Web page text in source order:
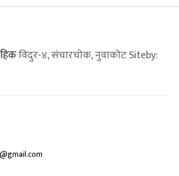
विदुर-४, संचारचोक, नुवाकोट Siteby: